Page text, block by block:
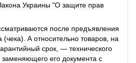
Украины "О защите прав
после предъявления
(чека). А относительно товаров, на
срок, — технического
заменяющего его документа с